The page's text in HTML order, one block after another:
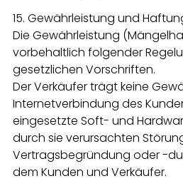
15. Gewährleistung und
Die Gewährleistung
vorbehaltlich folgender
gesetzlichen Vorschriften.
Der Verkäufer trägt keine
Internetverbindung des
eingesetzte Soft- und
durch sie verursachten
Vertragsbegründung oder -
dem Kunden und Verkäufer.